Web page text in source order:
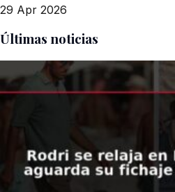
29 Apr 2026
Últimas noticias